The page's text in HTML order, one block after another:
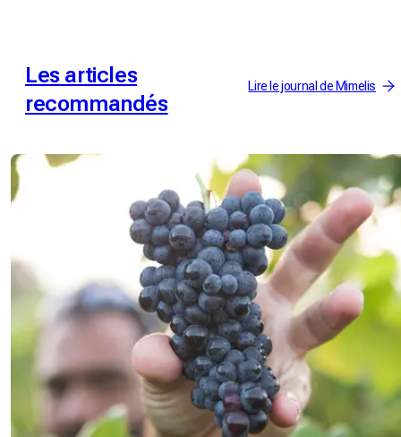
Les articles
recommandés
Lire le journal de Mimelis